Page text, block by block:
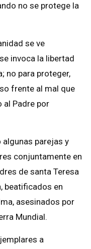
no se protege la
se ve
invoca la libertad
no para proteger,
frente al mal que
al Padre por
parejas y
conjuntamente en
de santa Teresa
beatificados en
asesinados por
Mundial.
a